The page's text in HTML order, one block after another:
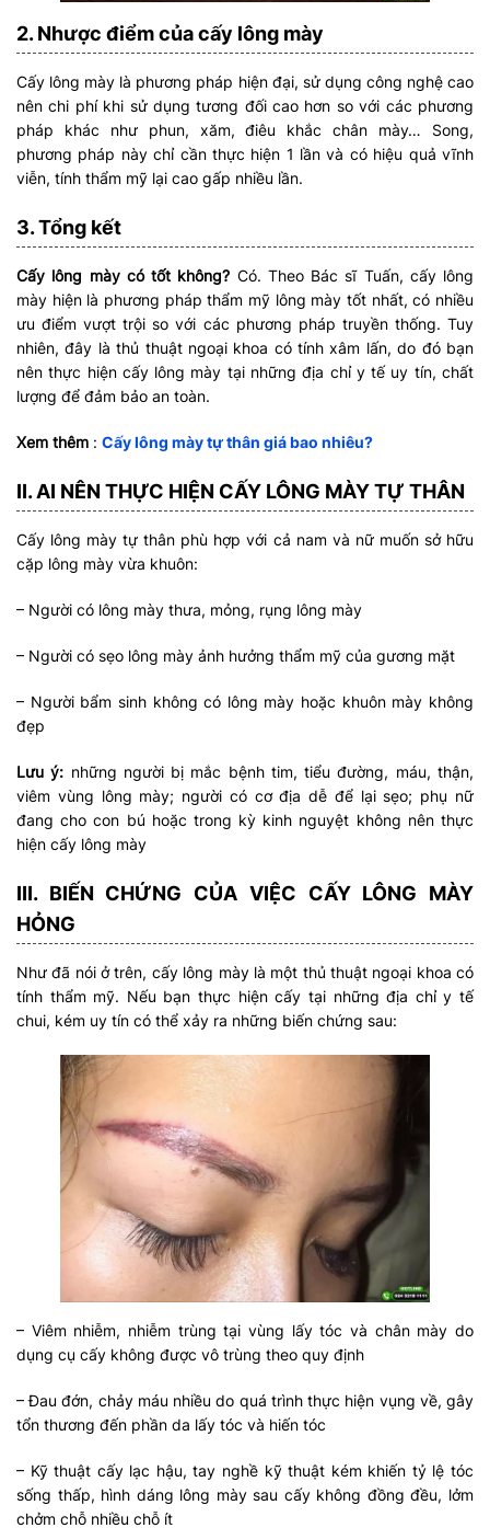
2. Nhược điểm của cấy lông mày
Cấy lông mày là phương pháp hiện đại, sử dụng công nghệ cao
nên chi phí khi sử dụng tương đối cao hơn so với các phương
pháp khác như phun, xăm, điêu khắc chân mày… Song,
phương pháp này chỉ cần thực hiện 1 lần và có hiệu quả vĩnh
viễn, tính thẩm mỹ lại cao gấp nhiều lần.
3. Tổng kết
Cấy lông mày có tốt không? Có. Theo Bác sĩ Tuấn, cấy lông
mày hiện là phương pháp thẩm mỹ lông mày tốt nhất, có nhiều
ưu điểm vượt trội so với các phương pháp truyền thống. Tuy
nhiên, đây là thủ thuật ngoại khoa có tính xâm lấn, do đó bạn
nên thực hiện cấy lông mày tại những địa chỉ y tế uy tín, chất
lượng để đảm bảo an toàn.
Xem thêm : Cấy lông mày tự thân giá bao nhiêu?
II. AI NÊN THỰC HIỆN CẤY LÔNG MÀY TỰ THÂN
Cấy lông mày tự thân phù hợp với cả nam và nữ muốn sở hữu
cặp lông mày vừa khuôn:
– Người có lông mày thưa, mỏng, rụng lông mày
– Người có sẹo lông mày ảnh hưởng thẩm mỹ của gương mặt
– Người bẩm sinh không có lông mày hoặc khuôn mày không
đẹp
Lưu ý: những người bị mắc bệnh tim, tiểu đường, máu, thận,
viêm vùng lông mày; người có cơ địa dễ để lại sẹo; phụ nữ
đang cho con bú hoặc trong kỳ kinh nguyệt không nên thực
hiện cấy lông mày
III. BIẾN CHỨNG CỦA VIỆC CẤY LÔNG MÀY
HỎNG
Như đã nói ở trên, cấy lông mày là một thủ thuật ngoại khoa có
tính thẩm mỹ. Nếu bạn thực hiện cấy tại những địa chỉ y tế
chui, kém uy tín có thể xảy ra những biến chứng sau:
– Viêm nhiễm, nhiễm trùng tại vùng lấy tóc và chân mày do
dụng cụ cấy không được vô trùng theo quy định
– Đau đớn, chảy máu nhiều do quá trình thực hiện vụng về, gây
tổn thương đến phần da lấy tóc và hiến tóc
– Kỹ thuật cấy lạc hậu, tay nghề kỹ thuật kém khiến tỷ lệ tóc
sống thấp, hình dáng lông mày sau cấy không đồng đều, lởm
chởm chỗ nhiều chỗ ít